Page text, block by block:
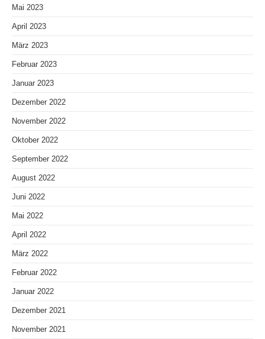
Mai 2023
April 2023
März 2023
Februar 2023
Januar 2023
Dezember 2022
November 2022
Oktober 2022
September 2022
August 2022
Juni 2022
Mai 2022
April 2022
März 2022
Februar 2022
Januar 2022
Dezember 2021
November 2021